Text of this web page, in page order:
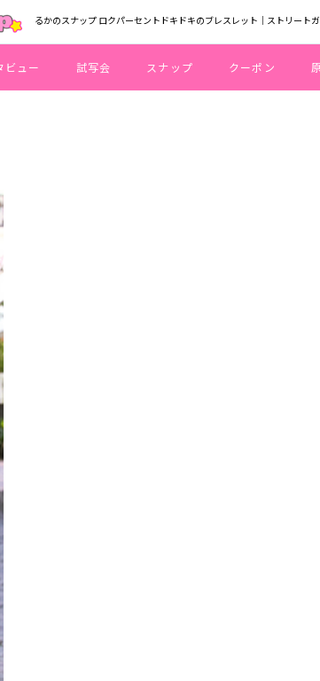
るかのスナップ ロクパーセントドキドキのブレスレット｜ストリート
ビュー 試写会 スナップ クーポン